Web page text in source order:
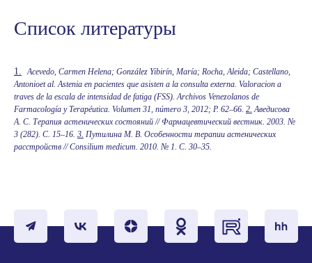
Список литературы
1. Acevedo, Carmen Helena; González Yibirín, María; Rocha, Aleida; Castellano,
Antonioet al. Astenia en pacientes que asisten a la consulta externa. Valoracion a
traves de la escala de intensidad de fatiga (FSS). Archivos Venezolanos de
Farmacología y Terapéutica. Volumen 31, número 3, 2012; P. 62–66. 2. Аведисова
А. С. Терапия астенических состояний // Фармацевтический вестник. 2003. №
3 (282). С. 15–16. 3. Путилина М. В. Особенности терапии астенических
расстройств // Consilium medicum. 2010. № 1. С. 30–35.